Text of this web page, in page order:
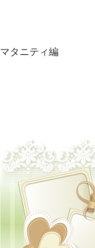
マタニティ編